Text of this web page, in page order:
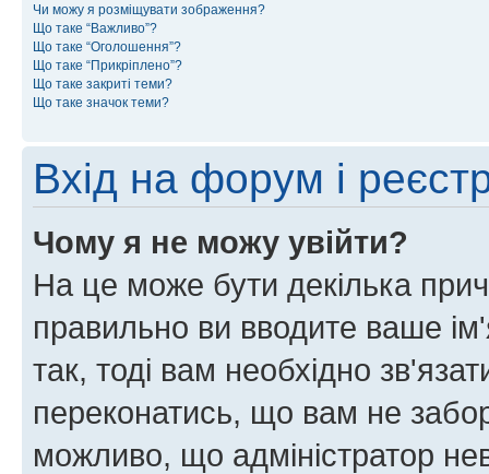
Чи можу я розміщувати зображення?
Що таке “Важливо”?
Що таке “Оголошення”?
Що таке “Прикріплено”?
Що таке закриті теми?
Що таке значок теми?
Вхід на форум і
Чому я не можу увійти?
На це може бути декілька
правильно ви вводите ваше
так, тоді вам необхідно
переконатись, що вам не
можливо, що адміністратор